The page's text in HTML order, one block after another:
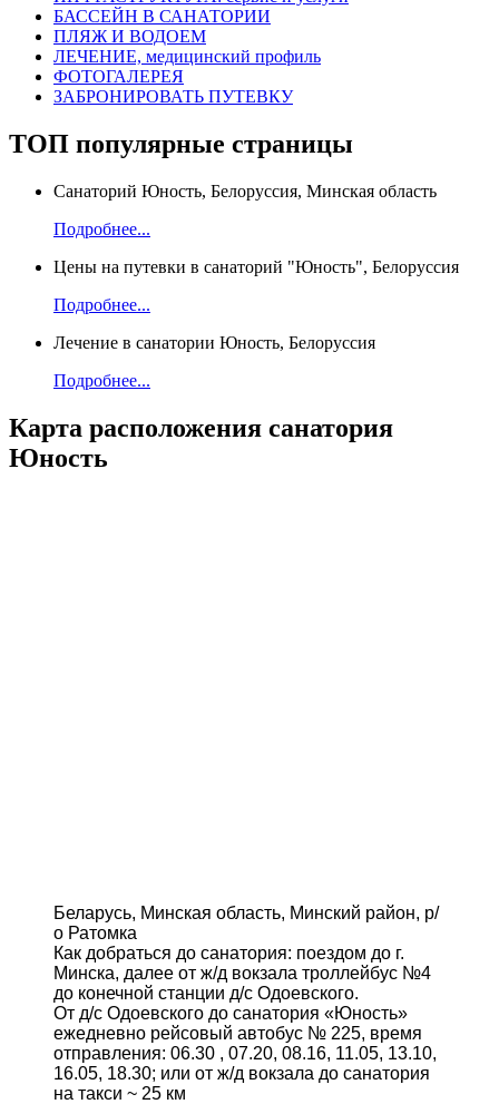
БАССЕЙН В САНАТОРИИ
ПЛЯЖ И ВОДОЕМ
ЛЕЧЕНИЕ, медицинский профиль
ФОТОГАЛЕРЕЯ
ЗАБРОНИРОВАТЬ ПУТЕВКУ
ТОП популярные страницы
Санаторий Юность, Белоруссия, Минская область
Подробнее...
Цены на путевки в санаторий "Юность", Белоруссия
Подробнее...
Лечение в санатории Юность, Белоруссия
Подробнее...
Карта расположения санатория
Юность
Беларусь, Минская область, Минский район, р/
о Ратомка
Как добраться до санатория: поездом до г.
Минска, далее от ж/д вокзала троллейбус №4
до конечной станции д/с Одоевского.
От д/с Одоевского до санатория «Юность»
ежедневно рейсовый автобус № 225, время
отправления: 06.30 , 07.20, 08.16, 11.05, 13.10,
16.05, 18.30; или от ж/д вокзала до санатория
на такси ~ 25 км